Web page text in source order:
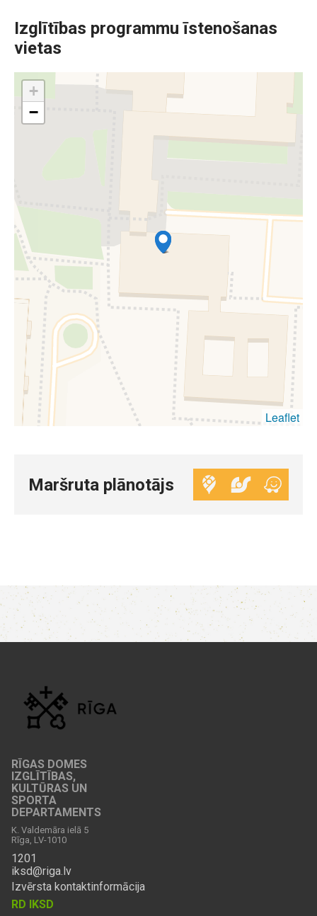
Izglītības programmu īstenošanas
vietas
+
−
Leaflet
Maršruta plānotājs
RĪGAS DOMES
IZGLĪTĪBAS,
KULTŪRAS UN
SPORTA
DEPARTAMENTS
K. Valdemāra ielā 5
Rīga, LV-1010
1201
iksd@riga.lv
Izvērsta kontaktinformācija
RD IKSD